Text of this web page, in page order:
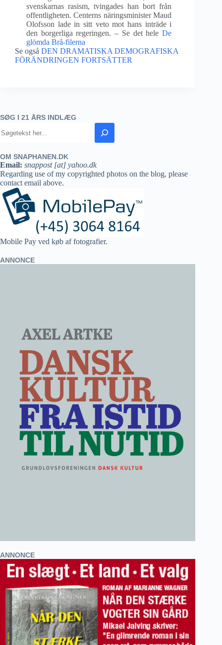
svenskarnas rasism, tvingades han bort från
offentligheten. Centerns näringsminister Maud
Olofsson lade in sitt veto mot hans inträde i
den borgerliga regeringen. – Se det heleDe
glömda Brå-filerna
Se også DEN DRAMATISKA DEMOGRAFISKA
FÖRÄNDRINGEN FORTSÄTTER
SØG I 21 ÅRS INDLÆG
OM SNAPHANEN.DK
Email: snappost [at] yahoo.dk
Regarding use of my copyrighted photos on the blog, please
contact email above.
Mobile Pay ved køb af fotografier.
ANNONCE
ANNONCE